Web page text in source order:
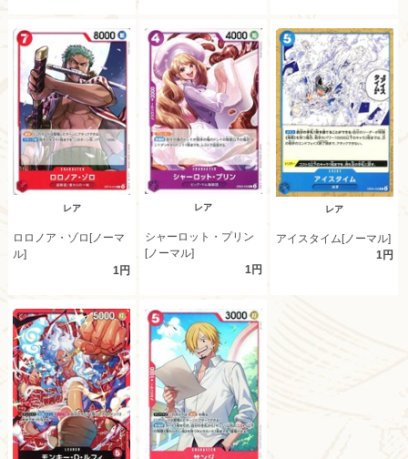
レア
ロロノア・ゾロ[ノーマ
ル]
1円
レア
シャーロット・プリン
[ノーマル]
1円
レア
アイスタイム[ノーマル]
1円